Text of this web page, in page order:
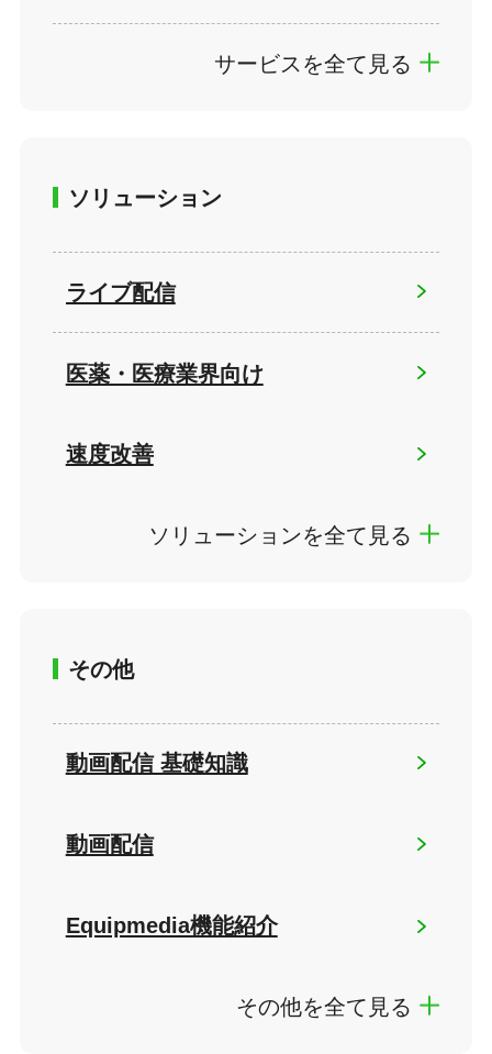
サービスを全て見る
ソリューション
ライブ配信
医薬・医療業界向け
速度改善
ソリューションを全て見る
その他
動画配信 基礎知識
動画配信
Equipmedia機能紹介
その他を全て見る